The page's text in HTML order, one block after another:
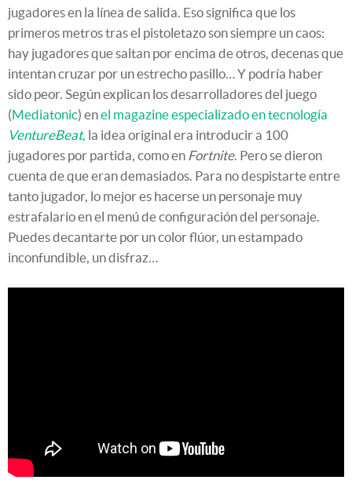
jugadores en la línea de salida. Eso significa que los
primeros metros tras el pistoletazo son siempre un caos:
hay jugadores que saltan por encima de otros, decenas que
intentan cruzar por un estrecho pasillo… Y podría haber
sido peor. Según explican los desarrolladores del juego
(Mediatonic) enel magazine especializado en tecnología
VentureBeat, la idea original era introducir a 100
jugadores por partida, como en Fortnite. Pero se dieron
cuenta de que eran demasiados. Para no despistarte entre
tanto jugador, lo mejor es hacerse un personaje muy
estrafalario en el menú de configuración del personaje.
Puedes decantarte por un color flúor, un estampado
inconfundible, un disfraz…